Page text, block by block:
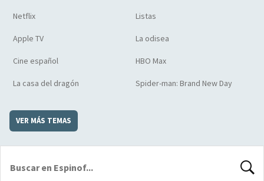
Netflix Listas
Apple TV La odisea
Cine español HBO Max
La casa del dragón Spider-man: Brand New Day
VER MÁS TEMAS